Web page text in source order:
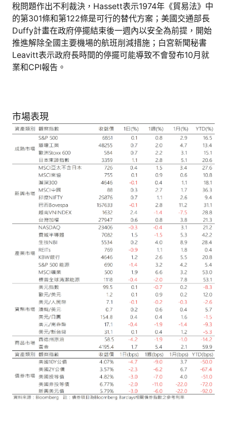
稅問題作出不利裁決，Hassett表示1974年《貿易法》中
的第301條和第122條是可行的替代方案；美國交通部長
Duffy計畫在政府停擺結束後一週內以安全為前提，開始
推進解除全國主要機場的航班削減措施；白宮新聞秘書
Leavitt表示政府長時間的停擺可能導致不會發布10月就
業和CPI報告。
市場表現